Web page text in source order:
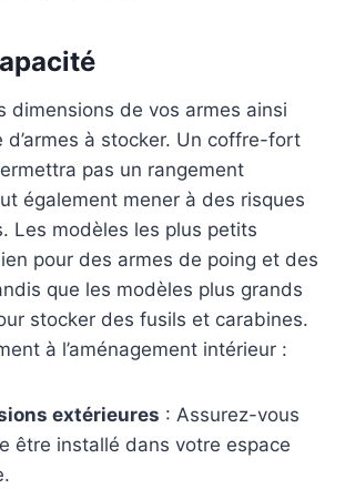
dimensions de vos armes ainsi
d’armes à stocker. Un coffre-fort
pas un rangement
également mener à des risques
Les modèles les plus petits
pour des armes de poing et des
que les modèles plus grands
stocker des fusils et carabines.
à l’aménagement intérieur :
extérieures : Assurez-vous
être installé dans votre espace